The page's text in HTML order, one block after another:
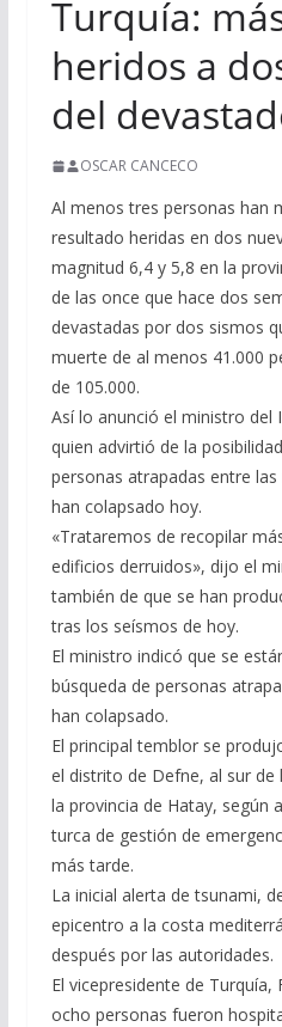
Turquía:
heridos a
del
OSCAR CANCECO
Al menos tres personas han
resultado heridas en dos
magnitud 6,4 y 5,8 en la
de las once que hace dos
devastadas por dos sismos
muerte de al menos 41.000
de 105.000.
Así lo anunció el ministro del
quien advirtió de la
personas atrapadas entre
han colapsado hoy.
«Trataremos de recopilar
edificios derruidos», dijo el
también de que se han
tras los seísmos de hoy.
El ministro indicó que se
búsqueda de personas
han colapsado.
El principal temblor se
el distrito de Defne, al sur de
la provincia de Hatay, según
turca de gestión de
más tarde.
La inicial alerta de tsunami,
epicentro a la costa
después por las autoridades.
El vicepresidente de Turquía,
ocho personas fueron